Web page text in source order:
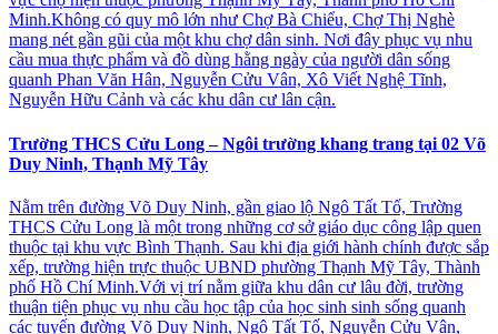
Minh.Không có quy mô lớn như Chợ Bà Chiểu, Chợ Thị Nghè
mang nét gần gũi của một khu chợ dân sinh. Nơi đây phục vụ nhu
cầu mua thực phẩm và đồ dùng hằng ngày của người dân sống
quanh Phan Văn Hân, Nguyễn Cửu Vân, Xô Viết Nghệ Tĩnh,
Nguyễn Hữu Cảnh và các khu dân cư lân cận.
Trường THCS Cửu Long – Ngôi trường khang trang tại 02 Võ
Duy Ninh, Thạnh Mỹ Tây
Nằm trên đường Võ Duy Ninh, gần giao lộ Ngô Tất Tố, Trường
THCS Cửu Long là một trong những cơ sở giáo dục công lập quen
thuộc tại khu vực Bình Thạnh. Sau khi địa giới hành chính được sắp
xếp, trường hiện trực thuộc UBND phường Thạnh Mỹ Tây, Thành
phố Hồ Chí Minh.Với vị trí nằm giữa khu dân cư lâu đời, trường
thuận tiện phục vụ nhu cầu học tập của học sinh sinh sống quanh
các tuyến đường Võ Duy Ninh, Ngô Tất Tố, Nguyễn Cửu Vân,